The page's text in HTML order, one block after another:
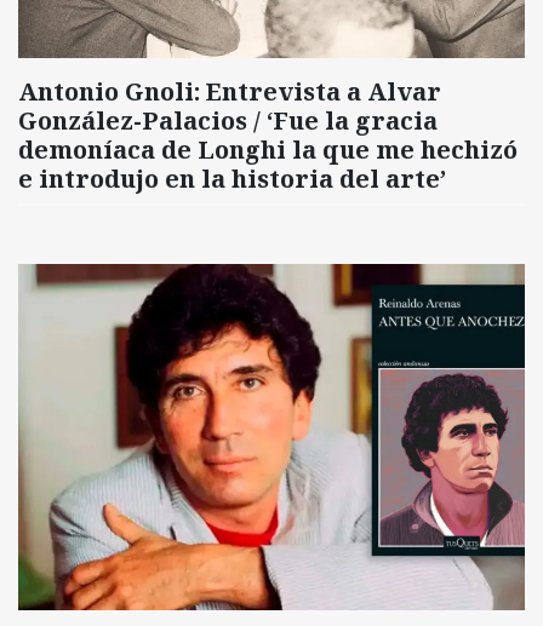
Antonio Gnoli: Entrevista a Alvar
González-Palacios / ‘Fue la gracia
demoníaca de Longhi la que me hechizó
e introdujo en la historia del arte’